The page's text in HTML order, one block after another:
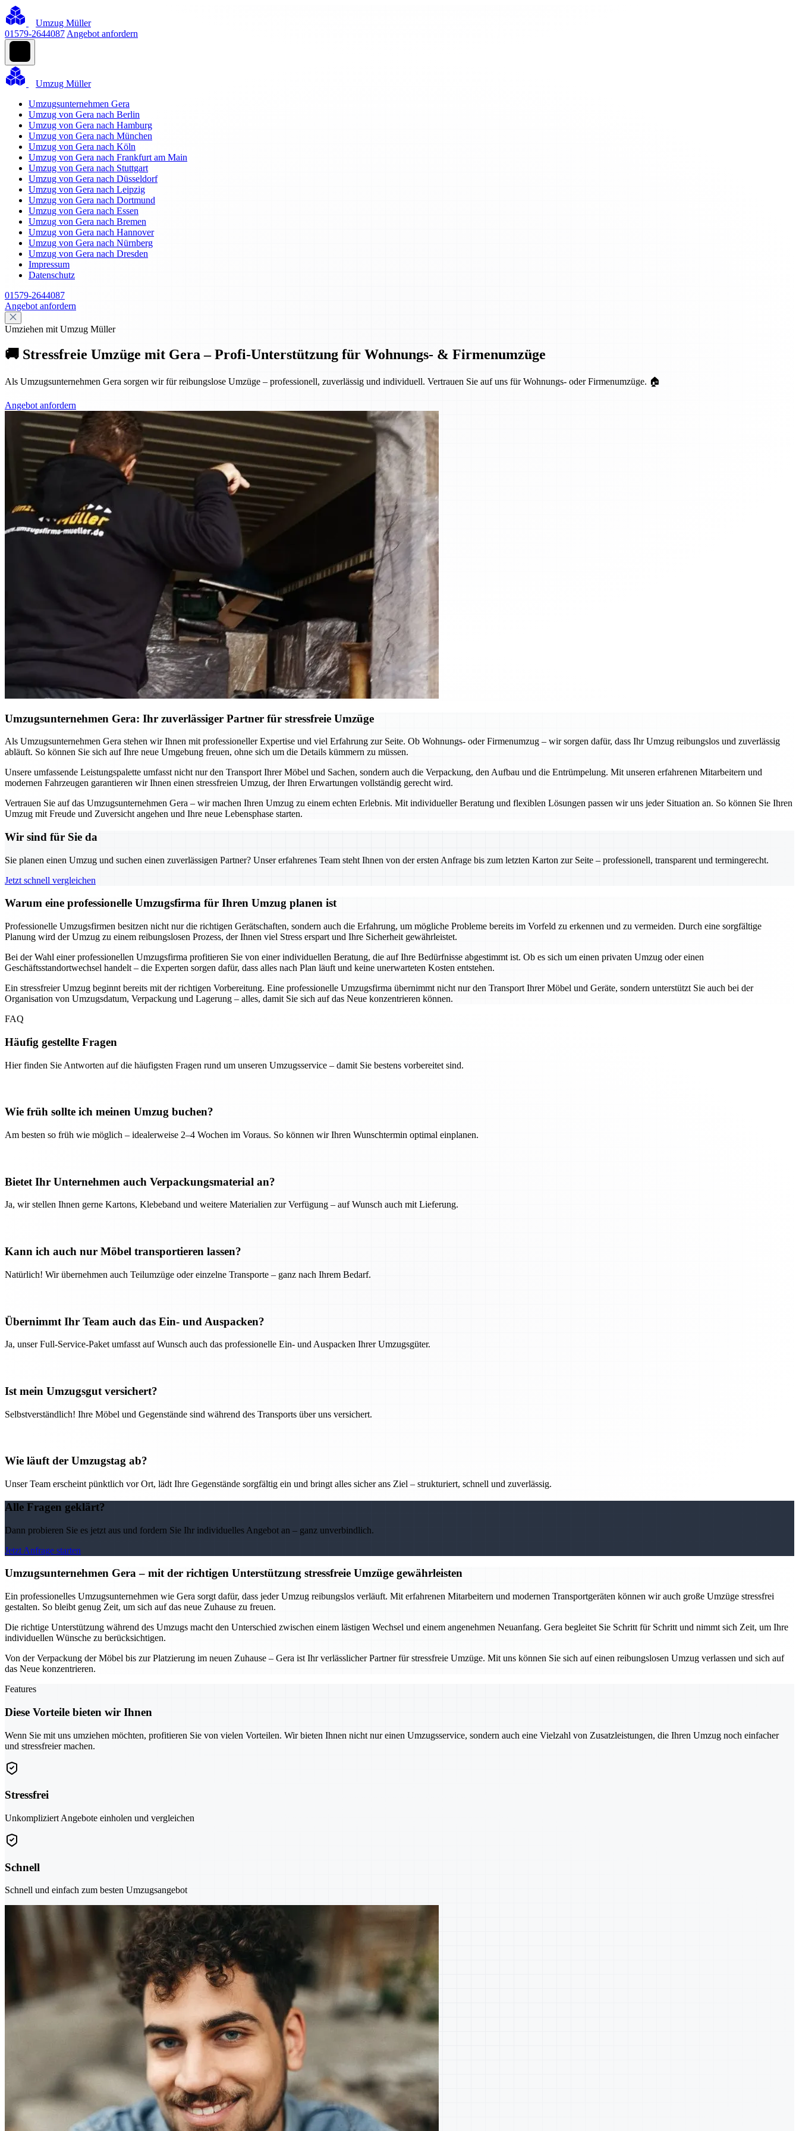
Umzug Müller
01579-2644087 Angebot anfordern
Umzug Müller
Umzugsunternehmen Gera
Umzug von Gera nach Berlin
Umzug von Gera nach Hamburg
Umzug von Gera nach München
Umzug von Gera nach Köln
Umzug von Gera nach Frankfurt am Main
Umzug von Gera nach Stuttgart
Umzug von Gera nach Düsseldorf
Umzug von Gera nach Leipzig
Umzug von Gera nach Dortmund
Umzug von Gera nach Essen
Umzug von Gera nach Bremen
Umzug von Gera nach Hannover
Umzug von Gera nach Nürnberg
Umzug von Gera nach Dresden
Impressum
Datenschutz
01579-2644087
Angebot anfordern
Umziehen mit Umzug Müller
🚚 Stressfreie Umzüge mit Gera – Profi-Unterstützung für Wohnungs- & Firmenumzüge
Als Umzugsunternehmen Gera sorgen wir für reibungslose Umzüge – professionell, zuverlässig und individuell. Vertrauen Sie auf uns für Wohnungs- oder Firmenumzüge. 🏠
Angebot anfordern
Umzugsunternehmen Gera: Ihr zuverlässiger Partner für stressfreie Umzüge
Als Umzugsunternehmen Gera stehen wir Ihnen mit professioneller Expertise und viel Erfahrung zur Seite. Ob Wohnungs- oder Firmenumzug – wir sorgen dafür, dass Ihr Umzug reibungslos und zuverlässig
abläuft. So können Sie sich auf Ihre neue Umgebung freuen, ohne sich um die Details kümmern zu müssen.
Unsere umfassende Leistungspalette umfasst nicht nur den Transport Ihrer Möbel und Sachen, sondern auch die Verpackung, den Aufbau und die Entrümpelung. Mit unseren erfahrenen Mitarbeitern und
modernen Fahrzeugen garantieren wir Ihnen einen stressfreien Umzug, der Ihren Erwartungen vollständig gerecht wird.
Vertrauen Sie auf das Umzugsunternehmen Gera – wir machen Ihren Umzug zu einem echten Erlebnis. Mit individueller Beratung und flexiblen Lösungen passen wir uns jeder Situation an. So können Sie Ihren
Umzug mit Freude und Zuversicht angehen und Ihre neue Lebensphase starten.
Wir sind für Sie da
Sie planen einen Umzug und suchen einen zuverlässigen Partner? Unser erfahrenes Team steht Ihnen von der ersten Anfrage bis zum letzten Karton zur Seite – professionell, transparent und termingerecht.
Jetzt schnell vergleichen
Warum eine professionelle Umzugsfirma für Ihren Umzug planen ist
Professionelle Umzugsfirmen besitzen nicht nur die richtigen Gerätschaften, sondern auch die Erfahrung, um mögliche Probleme bereits im Vorfeld zu erkennen und zu vermeiden. Durch eine sorgfältige
Planung wird der Umzug zu einem reibungslosen Prozess, der Ihnen viel Stress erspart und Ihre Sicherheit gewährleistet.
Bei der Wahl einer professionellen Umzugsfirma profitieren Sie von einer individuellen Beratung, die auf Ihre Bedürfnisse abgestimmt ist. Ob es sich um einen privaten Umzug oder einen
Geschäftsstandortwechsel handelt – die Experten sorgen dafür, dass alles nach Plan läuft und keine unerwarteten Kosten entstehen.
Ein stressfreier Umzug beginnt bereits mit der richtigen Vorbereitung. Eine professionelle Umzugsfirma übernimmt nicht nur den Transport Ihrer Möbel und Geräte, sondern unterstützt Sie auch bei der
Organisation von Umzugsdatum, Verpackung und Lagerung – alles, damit Sie sich auf das Neue konzentrieren können.
FAQ
Häufig gestellte Fragen
Hier finden Sie Antworten auf die häufigsten Fragen rund um unseren Umzugsservice – damit Sie bestens vorbereitet sind.
Wie früh sollte ich meinen Umzug buchen?
Am besten so früh wie möglich – idealerweise 2–4 Wochen im Voraus. So können wir Ihren Wunschtermin optimal einplanen.
Bietet Ihr Unternehmen auch Verpackungsmaterial an?
Ja, wir stellen Ihnen gerne Kartons, Klebeband und weitere Materialien zur Verfügung – auf Wunsch auch mit Lieferung.
Kann ich auch nur Möbel transportieren lassen?
Natürlich! Wir übernehmen auch Teilumzüge oder einzelne Transporte – ganz nach Ihrem Bedarf.
Übernimmt Ihr Team auch das Ein- und Auspacken?
Ja, unser Full-Service-Paket umfasst auf Wunsch auch das professionelle Ein- und Auspacken Ihrer Umzugsgüter.
Ist mein Umzugsgut versichert?
Selbstverständlich! Ihre Möbel und Gegenstände sind während des Transports über uns versichert.
Wie läuft der Umzugstag ab?
Unser Team erscheint pünktlich vor Ort, lädt Ihre Gegenstände sorgfältig ein und bringt alles sicher ans Ziel – strukturiert, schnell und zuverlässig.
Alle Fragen geklärt?
Dann probieren Sie es jetzt aus und fordern Sie Ihr individuelles Angebot an – ganz unverbindlich.
Jetzt Anfrage starten
Umzugsunternehmen Gera – mit der richtigen Unterstützung stressfreie Umzüge gewährleisten
Ein professionelles Umzugsunternehmen wie Gera sorgt dafür, dass jeder Umzug reibungslos verläuft. Mit erfahrenen Mitarbeitern und modernen Transportgeräten können wir auch große Umzüge stressfrei
gestalten. So bleibt genug Zeit, um sich auf das neue Zuhause zu freuen.
Die richtige Unterstützung während des Umzugs macht den Unterschied zwischen einem lästigen Wechsel und einem angenehmen Neuanfang. Gera begleitet Sie Schritt für Schritt und nimmt sich Zeit, um Ihre
individuellen Wünsche zu berücksichtigen.
Von der Verpackung der Möbel bis zur Platzierung im neuen Zuhause – Gera ist Ihr verlässlicher Partner für stressfreie Umzüge. Mit uns können Sie sich auf einen reibungslosen Umzug verlassen und sich auf
das Neue konzentrieren.
Features
Diese Vorteile bieten wir Ihnen
Wenn Sie mit uns umziehen möchten, profitieren Sie von vielen Vorteilen. Wir bieten Ihnen nicht nur einen Umzugsservice, sondern auch eine Vielzahl von Zusatzleistungen, die Ihren Umzug noch einfacher
und stressfreier machen.
Stressfrei
Unkompliziert Angebote einholen und vergleichen
Schnell
Schnell und einfach zum besten Umzugsangebot